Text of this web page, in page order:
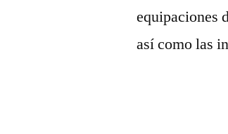
equipaciones
así como las